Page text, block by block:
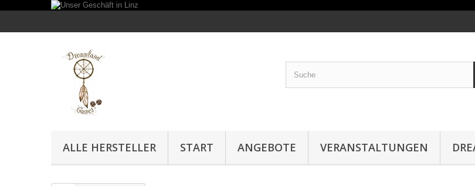
ALLE HERSTELLER START ANGEBOTE VERANSTALTUNGEN